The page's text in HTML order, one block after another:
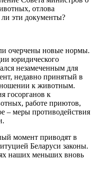
отлова
эти документы?
очерчены новые нормы.
юридического
незамеченным для
недавно принятый в
к животным.
госорганов к
работе приютов,
– меры противодействия
момент приводят в
Беларуси законы.
наших меньших вновь